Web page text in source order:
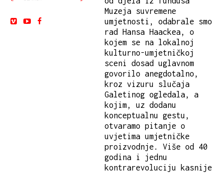
Muzeja suvremene
umjetnosti, odabrale smo
rad Hansa Haackea, o
kojem se na lokalnoj
kulturno-umjetničkoj
sceni dosad uglavnom
govorilo anegdotalno,
kroz vizuru slučaja
Galetinog ogledala, a
kojim, uz dodanu
konceptualnu gestu,
otvaramo pitanje o
uvjetima umjetničke
proizvodnje. Više od 40
godina i jednu
kontrarevoluciju kasnije